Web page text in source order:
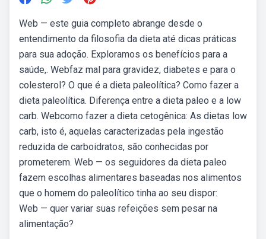
Web — este guia completo abrange desde o
entendimento da filosofia da dieta até dicas práticas
para sua adoção. Exploramos os benefícios para a
saúde,. Webfaz mal para gravidez, diabetes e para o
colesterol? O que é a dieta paleolítica? Como fazer a
dieta paleolítica. Diferença entre a dieta paleo e a low
carb. Webcomo fazer a dieta cetogênica: As dietas low
carb, isto é, aquelas caracterizadas pela ingestão
reduzida de carboidratos, são conhecidas por
prometerem. Web — os seguidores da dieta paleo
fazem escolhas alimentares baseadas nos alimentos
que o homem do paleolítico tinha ao seu dispor:
Web — quer variar suas refeições sem pesar na
alimentação?